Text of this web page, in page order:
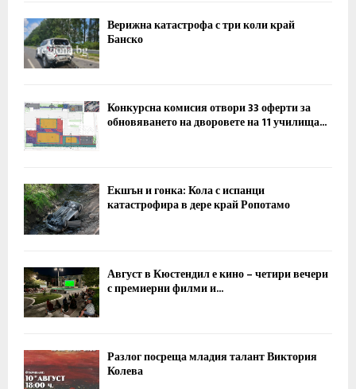
Верижна катастрофа с три коли край
Банско
Конкурсна комисия отвори 33 оферти за
обновяването на дворовете на 11 училища...
Екшън и гонка: Кола с испанци
катастрофира в дере край Ропотамо
Август в Кюстендил е кино – четири вечери
с премиерни филми и...
Разлог посреща младия талант Виктория
Колева